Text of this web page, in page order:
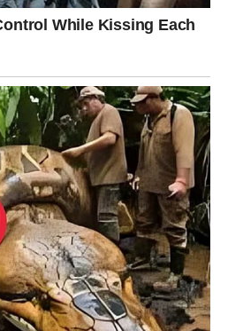
je mučio
znači
niste izgubili ljudskost čak ni